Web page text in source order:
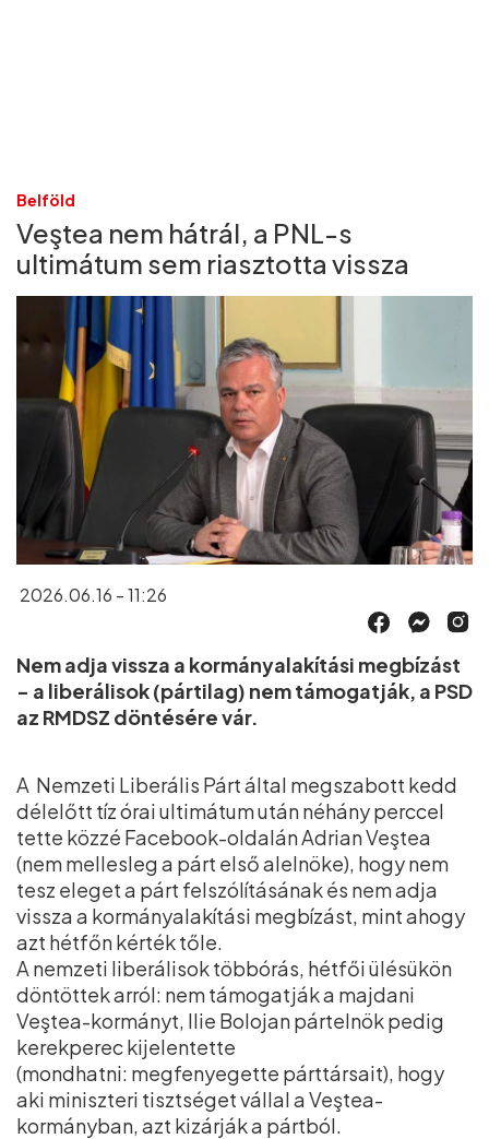
Belföld
Veştea nem hátrál, a PNL-s
ultimátum sem riasztotta vissza
2026.06.16 - 11:26
Nem adja vissza a kormányalakítási megbízást
- a liberálisok (pártilag) nem támogatják, a PSD
az RMDSZ döntésére vár.
A Nemzeti Liberális Párt által megszabott kedd
délelőtt tíz órai ultimátum után néhány perccel
tette közzé Facebook-oldalán Adrian Veştea
(nem mellesleg a párt első alelnöke), hogy nem
tesz eleget a párt felszólításának és nem adja
vissza a kormányalakítási megbízást, mint ahogy
azt hétfőn kérték tőle.
A nemzeti liberálisok többórás, hétfői ülésükön
döntöttek arról: nem támogatják a majdani
Veştea-kormányt, Ilie Bolojan pártelnök pedig
kerekperec kijelentette
(mondhatni: megfenyegette párttársait), hogy
aki miniszteri tisztséget vállal a Veştea-
kormányban, azt kizárják a pártból.